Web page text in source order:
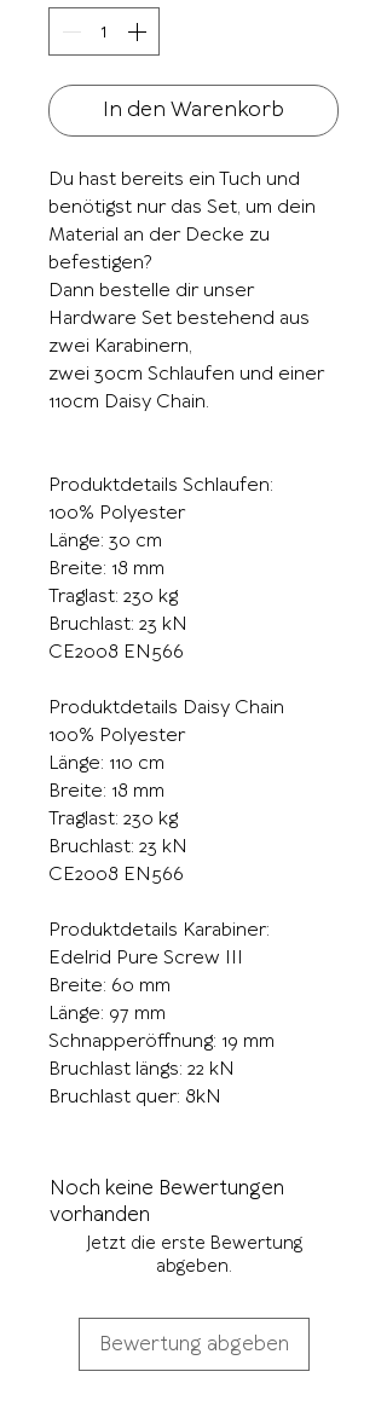
In den Warenkorb
Du hast bereits ein Tuch und
benötigst nur das Set, um dein
Material an der Decke zu
befestigen?
Dann bestelle dir unser
Hardware Set bestehend aus
zwei Karabinern,
zwei 30cm Schlaufen und einer
110cm Daisy Chain.
Produktdetails Schlaufen:
100% Polyester
Länge: 30 cm
Breite: 18 mm
Traglast: 230 kg
Bruchlast: 23 kN
CE2008 EN566
Produktdetails Daisy Chain
100% Polyester
Länge: 110 cm
Breite: 18 mm
Traglast: 230 kg
Bruchlast: 23 kN
CE2008 EN566
Produktdetails Karabiner:
Edelrid Pure Screw III
Breite: 60 mm
Länge: 97 mm
Schnapperöffnung: 19 mm
Bruchlast längs: 22 kN
Bruchlast quer: 8kN
Noch keine Bewertungen
vorhanden
Jetzt die erste Bewertung
abgeben.
Bewertung abgeben